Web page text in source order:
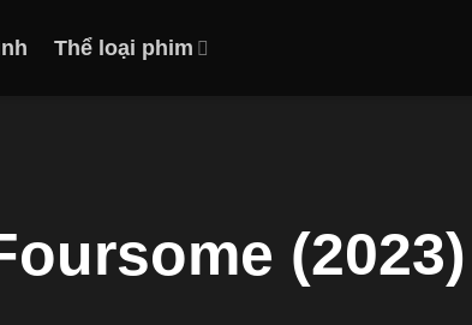
Thể loại phim
(2023)